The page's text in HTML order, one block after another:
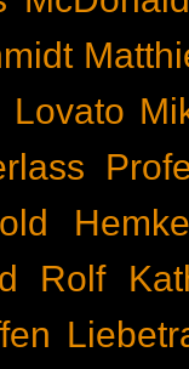
Lovato
Rolf